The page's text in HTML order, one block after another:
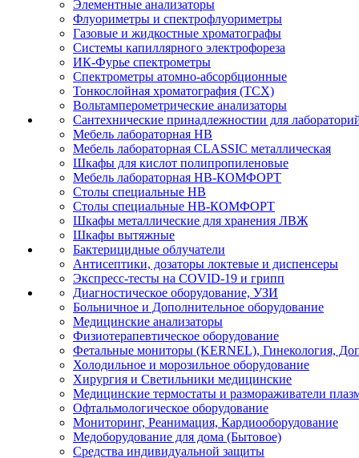
Элементные анализаторы
Флуориметры и спектрофлуориметры
Газовые и жидкостные хроматографы
Системы капиллярного электрофореза
ИК-Фурье спектрометры
Спектрометры атомно-абсорбционные
Тонкослойная хроматография (ТСХ)
Вольтамперометрические анализаторы
Сантехнические принадлежностии для
Мебель лабораторная НВ
Мебель лабораторная CLASSIC металлическая
Шкафы для кислот полипропиленовые
Мебель лабораторная НВ-КОМФОРТ
Столы специальные НВ
Столы специальные НВ-КОМФОРТ
Шкафы металлические для хранения ЛВЖ
Шкафы вытяжные
Бактерицидные облучатели
Антисептики, дозаторы локтевые и диспенсеры
Экспресс-тесты на COVID-19 и грипп
Диагностическое оборудование, УЗИ
Больничное и Дополнительное оборудование
Медицинские анализаторы
Физиотерапевтическое оборудование
Фетальные мониторы (KERNEL), Гинекология,
Холодильное и морозильное оборудование
Хирургия и Светильники медицинские
Медицинские термостаты и размораживатели
Офтальмологическое оборудование
Мониторинг, Реанимация, Кардиооборудование
Медоборудование для дома (Бытовое)
Средства индивидуальной защиты